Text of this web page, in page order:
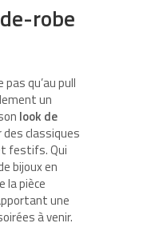
robe
qu’au pull
un
look de
classiques
festifs. Qui
bijoux en
la pièce
une
à venir.